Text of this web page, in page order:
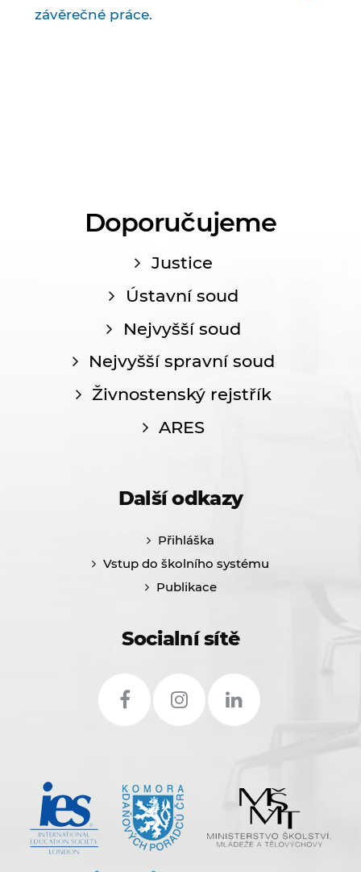
závěrečné práce.
Doporučujeme
Justice
Ústavní soud
Nejvyšší soud
Nejvyšší spravní soud
Živnostenský rejstřík
ARES
Další odkazy
Přihláška
Vstup do školního systému
Publikace
Socialní sítě